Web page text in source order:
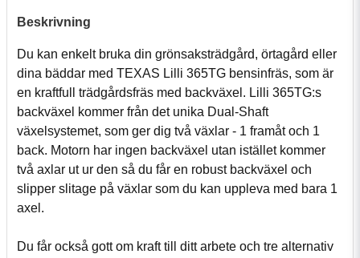
Beskrivning
Du kan enkelt bruka din grönsaksträdgård, örtagård eller
dina bäddar med TEXAS Lilli 365TG bensinfräs, som är
en kraftfull trädgårdsfräs med backväxel. Lilli 365TG:s
backväxel kommer från det unika Dual-Shaft
växelsystemet, som ger dig två växlar - 1 framåt och 1
back. Motorn har ingen backväxel utan istället kommer
två axlar ut ur den så du får en robust backväxel och
slipper slitage på växlar som du kan uppleva med bara 1
axel.
Du får också gott om kraft till ditt arbete och tre alternativ